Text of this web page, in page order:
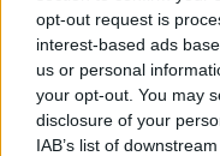
opt-out request is
interest-based ads
us or personal
your opt-out. You may
disclosure of your
IAB’s list of